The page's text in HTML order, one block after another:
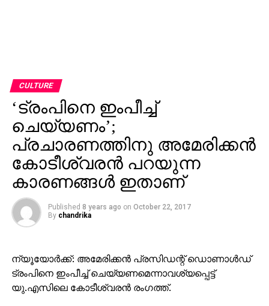
CULTURE
‘ട്രംപിനെ ഇംപീച്ച്
ചെയ്യണം’;
പ്രചാരണത്തിനു അമേരിക്കന്‍
കോടീശ്വരന്‍ പറയുന്ന
കാരണങ്ങള്‍ ഇതാണ്
Published 8 years ago on October 22, 2017
By chandrika
ന്യൂയോര്‍ക്ക്: അമേരിക്കന്‍ പ്രസിഡന്റ് ഡൊണാള്‍ഡ്
ട്രംപിനെ ഇംപീച്ച് ചെയ്യണമെന്നാവശ്യപ്പെട്ട്
യു.എസിലെ കോടീശ്വരന്‍ രംഗത്ത്.